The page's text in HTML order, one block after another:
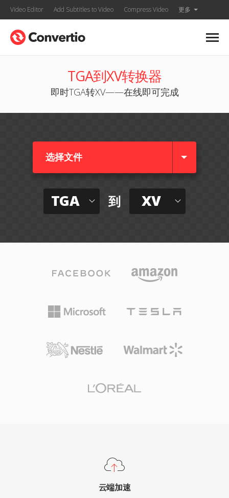
Video Editor Add Subtitles to Video Compress Video 更多
TGA到XV转换器
即时TGA转XV——在线即可完成
选择文件
TGA 到 XV
云端加速